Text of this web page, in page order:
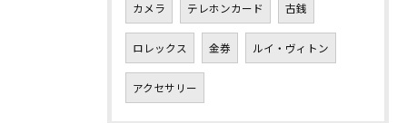
カメラ テレホンカード 古銭
ロレックス 金券 ルイ・ヴィトン
アクセサリー